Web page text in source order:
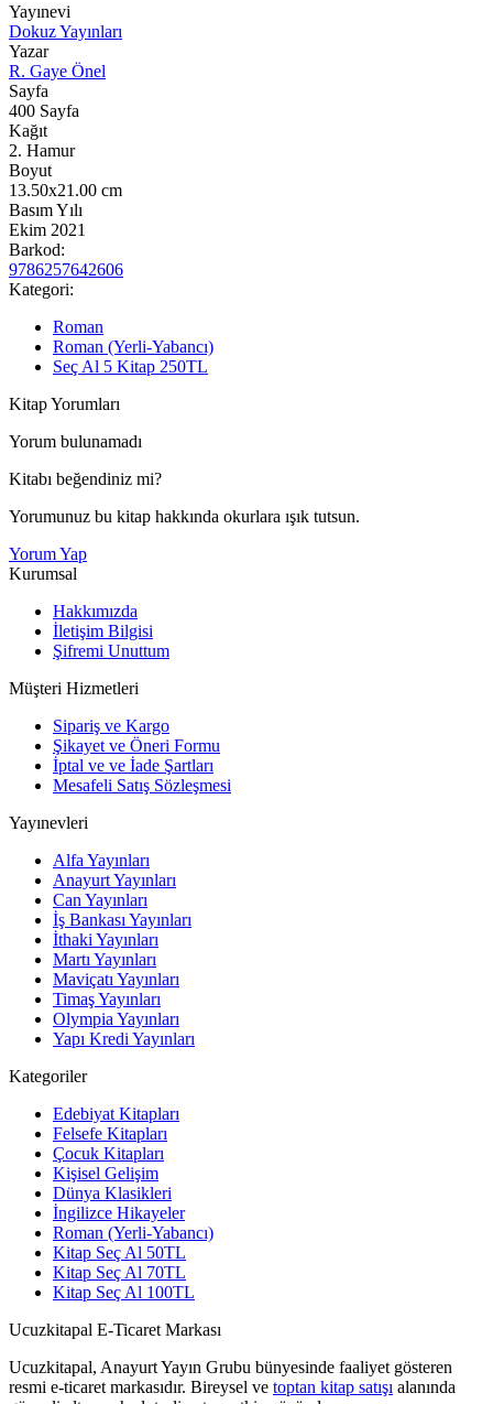
Yayınevi
Dokuz Yayınları
Yazar
R. Gaye Önel
Sayfa
400 Sayfa
Kağıt
2. Hamur
Boyut
13.50x21.00 cm
Basım Yılı
Ekim 2021
Barkod:
9786257642606
Kategori:
Roman
Roman (Yerli-Yabancı)
Seç Al 5 Kitap 250TL
Kitap Yorumları
Yorum bulunamadı
Kitabı beğendiniz mi?
Yorumunuz bu kitap hakkında okurlara ışık tutsun.
Yorum Yap
Kurumsal
Hakkımızda
İletişim Bilgisi
Şifremi Unuttum
Müşteri Hizmetleri
Sipariş ve Kargo
Şikayet ve Öneri Formu
İptal ve ve İade Şartları
Mesafeli Satış Sözleşmesi
Yayınevleri
Alfa Yayınları
Anayurt Yayınları
Can Yayınları
İş Bankası Yayınları
İthaki Yayınları
Martı Yayınları
Maviçatı Yayınları
Timaş Yayınları
Olympia Yayınları
Yapı Kredi Yayınları
Kategoriler
Edebiyat Kitapları
Felsefe Kitapları
Çocuk Kitapları
Kişisel Gelişim
Dünya Klasikleri
İngilizce Hikayeler
Roman (Yerli-Yabancı)
Kitap Seç Al 50TL
Kitap Seç Al 70TL
Kitap Seç Al 100TL
Ucuzkitapal E-Ticaret Markası
Ucuzkitapal, Anayurt Yayın Grubu bünyesinde faaliyet gösteren
resmi e-ticaret markasıdır. Bireysel ve toptan kitap satışı alanında